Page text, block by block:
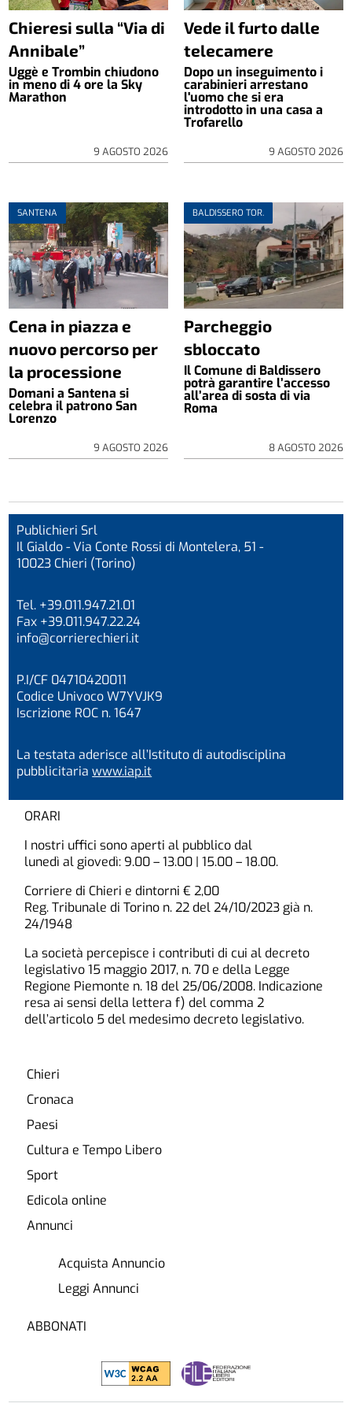
Chieresi sulla “Via di
Annibale”
Uggè e Trombin chiudono
in meno di 4 ore la Sky
Marathon
9 AGOSTO 2026
Vede il furto dalle
telecamere
Dopo un inseguimento i
carabinieri arrestano
l'uomo che si era
introdotto in una casa a
Trofarello
9 AGOSTO 2026
SANTENA
Cena in piazza e
nuovo percorso per
la processione
Domani a Santena si
celebra il patrono San
Lorenzo
9 AGOSTO 2026
BALDISSERO TOR.
Parcheggio
sbloccato
Il Comune di Baldissero
potrà garantire l’accesso
all’area di sosta di via
Roma
8 AGOSTO 2026
Publichieri Srl
Il Gialdo - Via Conte Rossi di Montelera, 51 -
10023 Chieri (Torino)
Tel. +39.011.947.21.01
Fax +39.011.947.22.24
info@corrierechieri.it
P.I/CF 04710420011
Codice Univoco W7YVJK9
Iscrizione ROC n. 1647
La testata aderisce all’Istituto di autodisciplina
pubblicitariawww.iap.it
ORARI
I nostri uffici sono aperti al pubblico dal
lunedì al giovedì: 9.00 – 13.00 | 15.00 – 18.00.
Corriere di Chieri e dintorni € 2,00
Reg. Tribunale di Torino n. 22 del 24/10/2023 già n.
24/1948
La società percepisce i contributi di cui al decreto
legislativo 15 maggio 2017, n. 70 e della Legge
Regione Piemonte n. 18 del 25/06/2008. Indicazione
resa ai sensi della lettera f) del comma 2
dell’articolo 5 del medesimo decreto legislativo.
Chieri
Cronaca
Paesi
Cultura e Tempo Libero
Sport
Edicola online
Annunci
Acquista Annuncio
Leggi Annunci
ABBONATI